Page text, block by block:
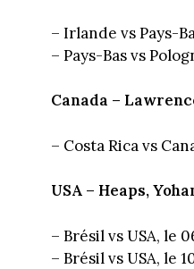
– Irlande vs Pays-
– Pays-Bas vs
Canada –
– Costa Rica vs
USA – Heaps,
– Brésil vs USA, le
– Brésil vs USA, le